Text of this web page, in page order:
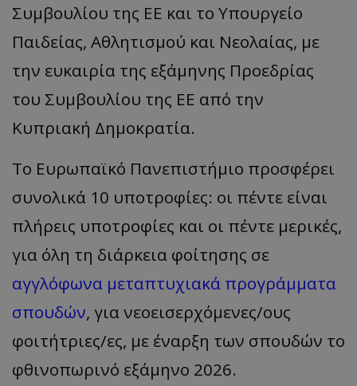
Συμβουλίου της ΕΕ και το Υπουργείο
Παιδείας, Αθλητισμού και Νεολαίας, με
την ευκαιρία της εξάμηνης Προεδρίας
του Συμβουλίου της ΕΕ από την
Κυπριακή Δημοκρατία.
Το Ευρωπαϊκό Πανεπιστήμιο προσφέρει
συνολικά 10 υποτροφίες: οι πέντε είναι
πλήρεις υποτροφίες και οι πέντε μερικές,
για όλη τη διάρκεια φοίτησης σε
αγγλόφωνα μεταπτυχιακά προγράμματα
σπουδών, για νεοεισερχόμενες/ους
φοιτήτριες/ες, με έναρξη των σπουδών το
φθινοπωρινό εξάμηνο 2026.